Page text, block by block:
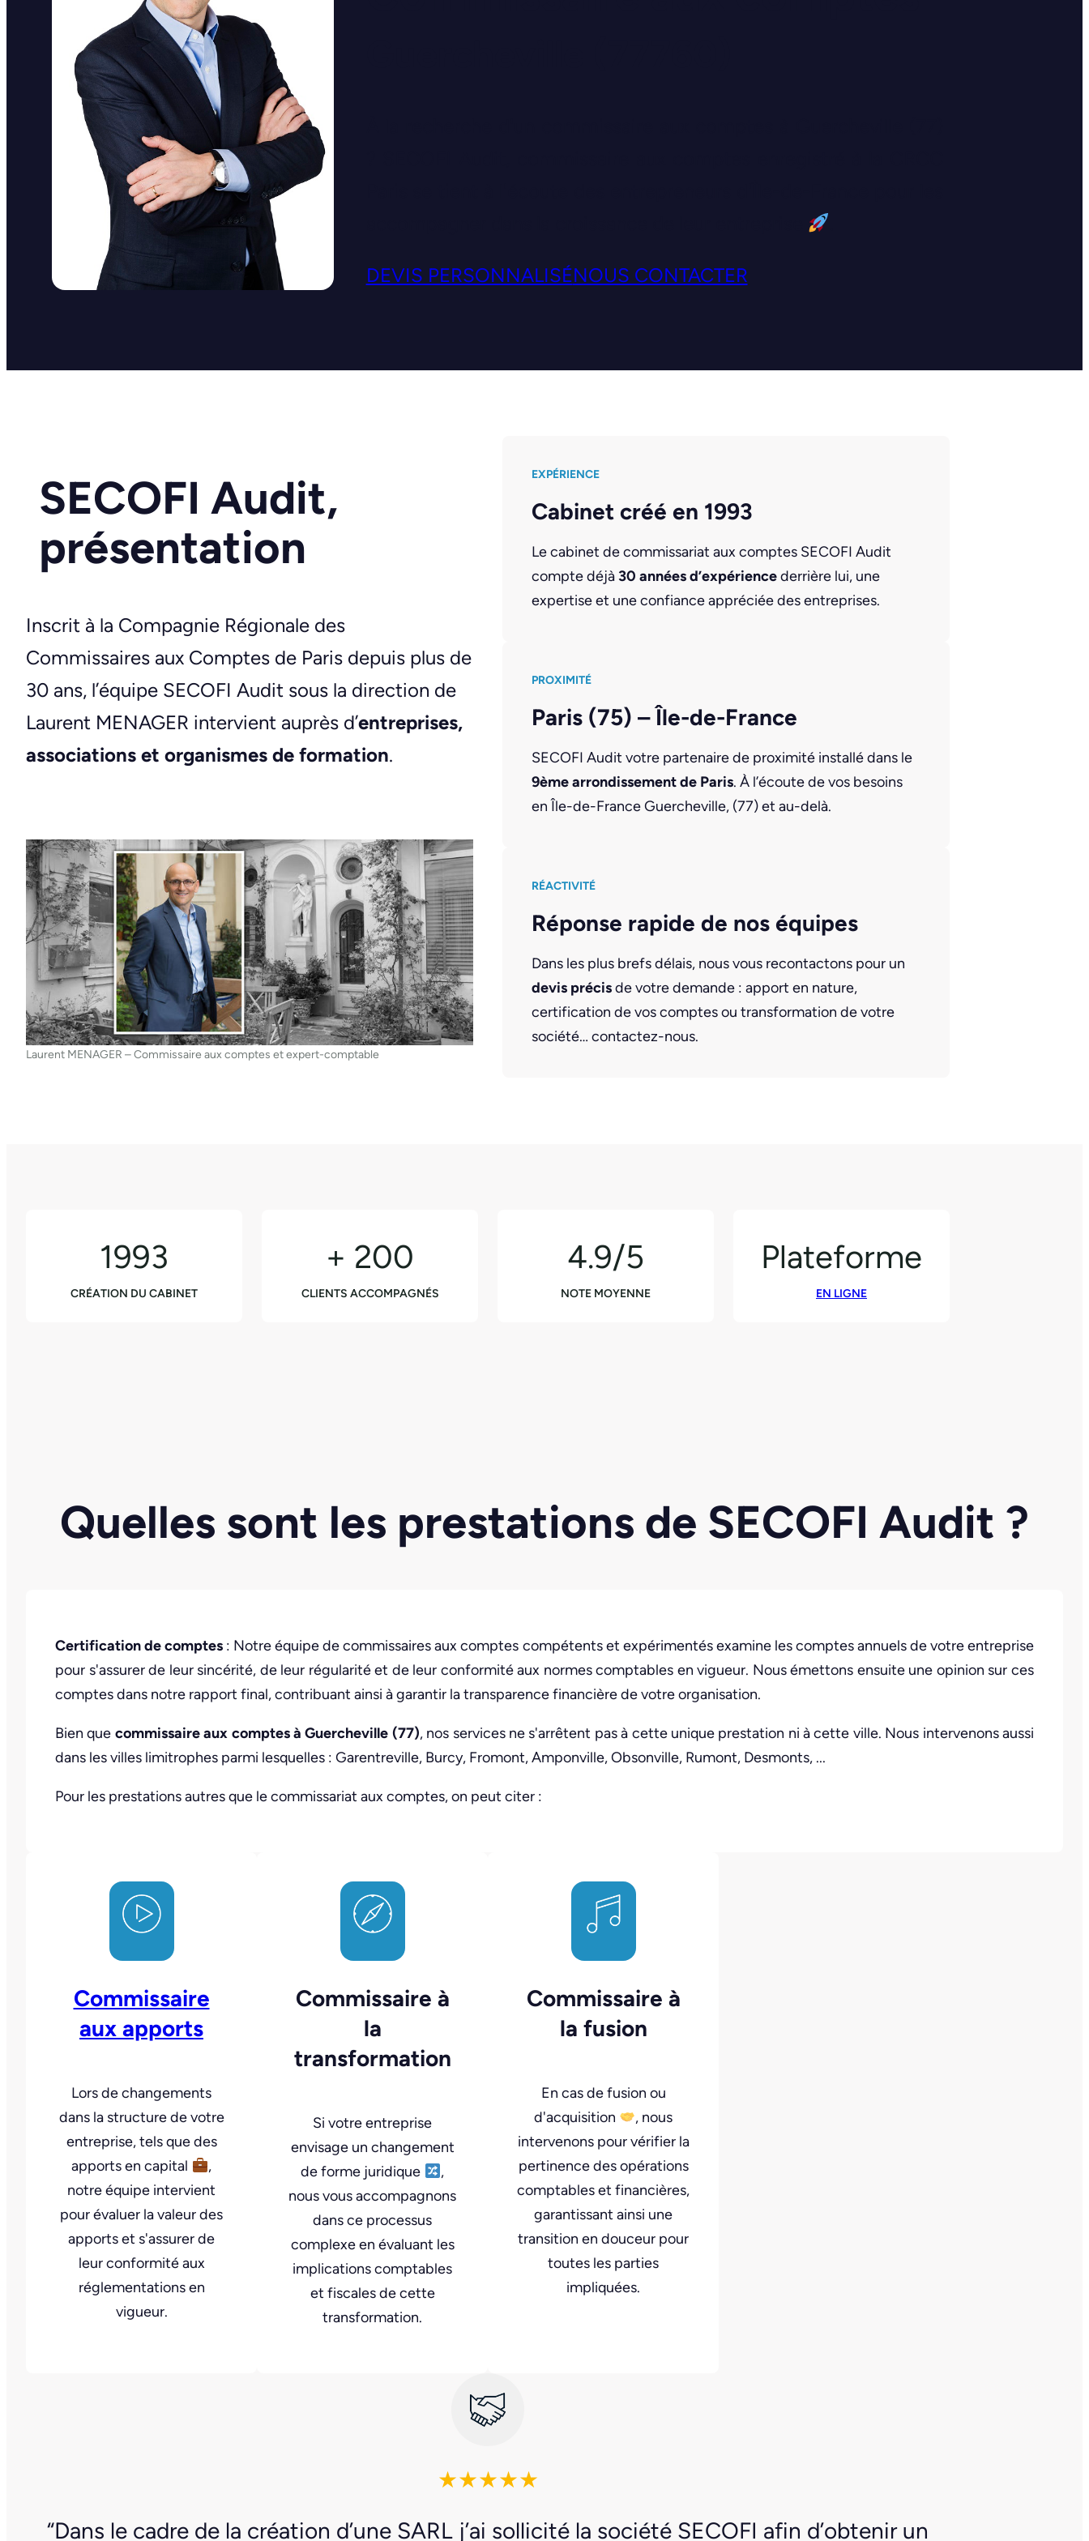
DEVIS PERSONNALISÉNOUS CONTACTER
SECOFI Audit,
présentation
Inscrit à la Compagnie Régionale des
Commissaires aux Comptes de Paris depuis plus de
30 ans, l’équipe SECOFI Audit sous la direction de
Laurent MENAGER intervient auprès d’entreprises,
associations et organismes de formation.
Laurent MENAGER – Commissaire aux comptes et expert-comptable
EXPÉRIENCE
Cabinet créé en 1993
Le cabinet de commissariat aux comptes SECOFI Audit
compte déjà30 années d’expériencederrière lui, une
expertise et une confiance appréciée des entreprises.
PROXIMITÉ
Paris (75) – Île-de-France
SECOFI Audit votre partenaire de proximité installé dans le
9ème arrondissement de Paris. À l’écoute de vos besoins
en Île-de-France Guercheville, (77) et au-delà.
RÉACTIVITÉ
Réponse rapide de nos équipes
Dans les plus brefs délais, nous vous recontactons pour un
devis précisde votre demande : apport en nature,
certification de vos comptes ou transformation de votre
société… contactez-nous.
1993
CRÉATION DU CABINET
+ 200
CLIENTS ACCOMPAGNÉS
4.9/5
NOTE MOYENNE
Plateforme
EN LIGNE
Quelles sont les prestations de SECOFI Audit ?
Certification de comptes : Notre équipe de commissaires aux comptes compétents et expérimentés examine les comptes annuels de votre entreprise
pour s'assurer de leur sincérité, de leur régularité et de leur conformité aux normes comptables en vigueur. Nous émettons ensuite une opinion sur ces
comptes dans notre rapport final, contribuant ainsi à garantir la transparence financière de votre organisation.
Bien que commissaire aux comptes à Guercheville (77), nos services ne s'arrêtent pas à cette unique prestation ni à cette ville. Nous intervenons aussi
dans les villes limitrophes parmi lesquelles : Garentreville, Burcy, Fromont, Amponville, Obsonville, Rumont, Desmonts, ...
Pour les prestations autres que le commissariat aux comptes, on peut citer :
Commissaire
aux apports
Lors de changements
dans la structure de votre
entreprise, tels que des
apports en capital
,
notre équipe intervient
pour évaluer la valeur des
apports et s'assurer de
leur conformité aux
réglementations en
vigueur.
Commissaire à
la
transformation
Si votre entreprise
envisage un changement
de forme juridique
,
nous vous accompagnons
dans ce processus
complexe en évaluant les
implications comptables
et fiscales de cette
transformation.
Commissaire à
la fusion
En cas de fusion ou
d'acquisition
, nous
intervenons pour vérifier la
pertinence des opérations
comptables et financières,
garantissant ainsi une
transition en douceur pour
toutes les parties
impliquées.
★★★★★
“Dans le cadre de la création d’une SARL j’ai sollicité la société SECOFI afin d’obtenir un